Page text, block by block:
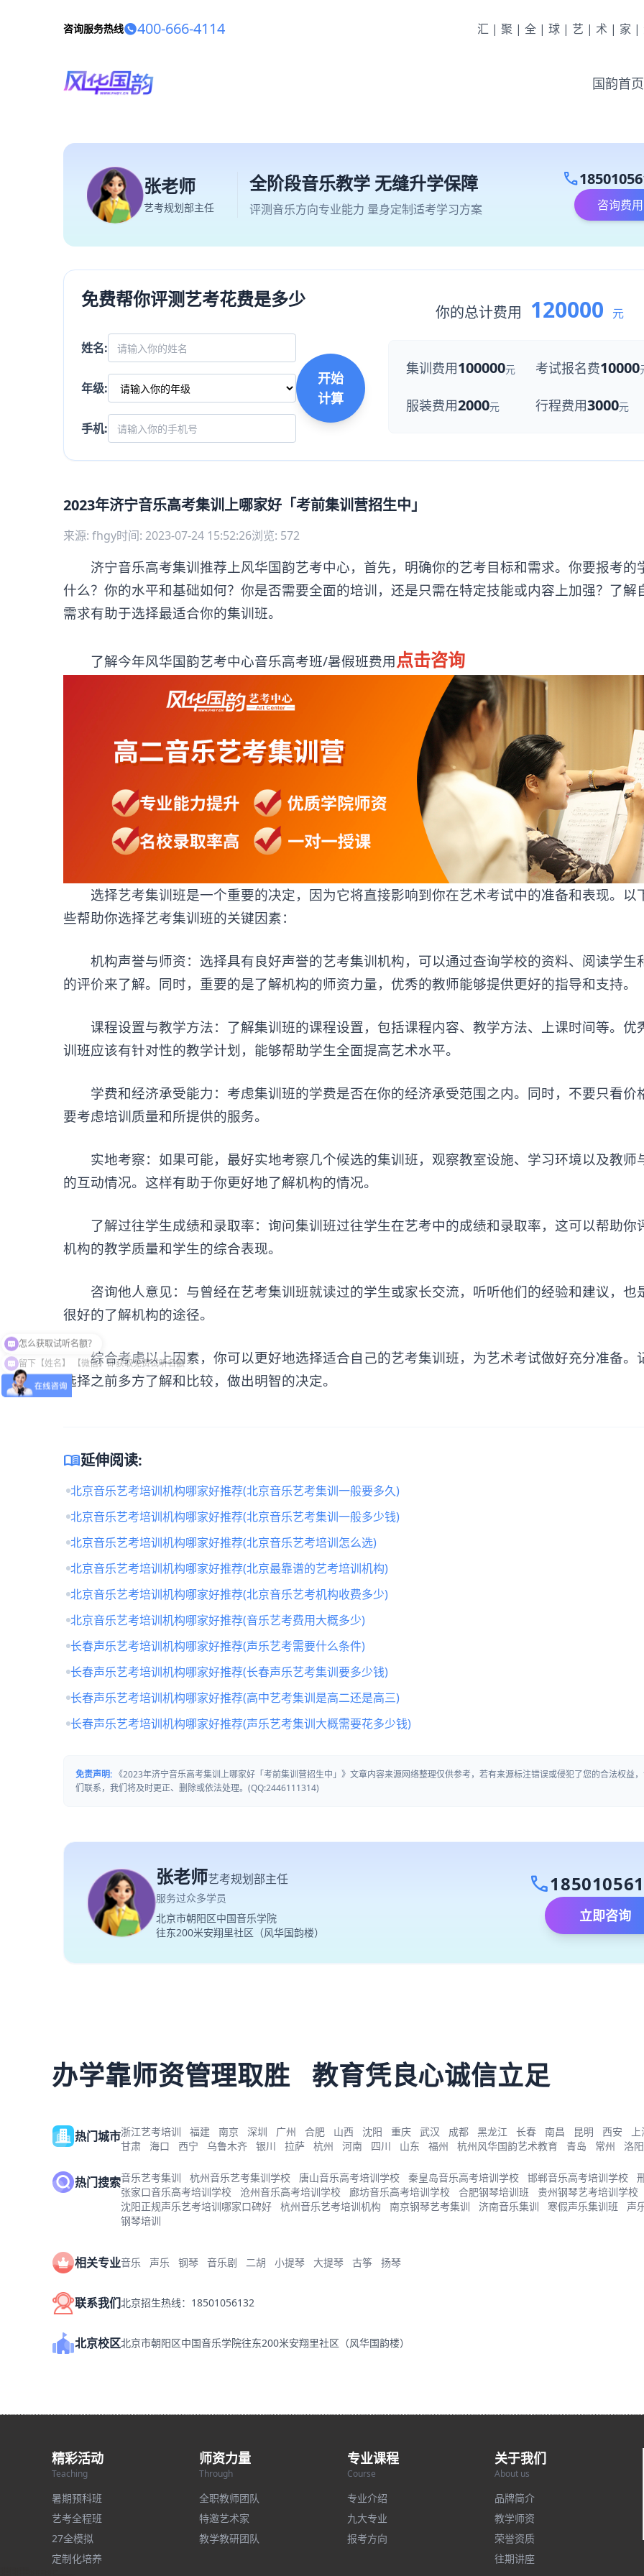
咨询服务热线 400-666-4114 汇|聚|全|球|艺|术|家|
国韵首页
张老师
艺考规划部主任
全阶段音乐教学 无缝升学保障
评测音乐方向专业能力 量身定制适考学习方案
call
咨询费用
免费帮你评测艺考花费是多少
姓名:
年级:
手机:
开始
计算
你的总计费用 120000 元
集训费用100000元 考试报名费10000
服装费用2000元 行程费用3000元
2023年济宁音乐高考集训上哪家好「考前集训营招生中」
来源: fhgy时间: 2023-07-24 15:52:26浏览: 572
济宁音乐高考集训推荐上风华国韵艺考中心，首先，明确你的艺考目标和需求。你要报考的
什么？你的水平和基础如何？你是否需要全面的培训，还是只需在特定技能或内容上加强？了解
需求有助于选择最适合你的集训班。
了解今年风华国韵艺考中心音乐高考班/暑假班费用点击咨询
选择艺考集训班是一个重要的决定，因为它将直接影响到你在艺术考试中的准备和表现。以
些帮助你选择艺考集训班的关键因素：
机构声誉与师资：选择具有良好声誉的艺考集训机构，可以通过查询学校的资料、阅读学生
的评价来了解。同时，重要的是了解机构的师资力量，优秀的教师能够提供更好的指导和支持。
课程设置与教学方法：了解集训班的课程设置，包括课程内容、教学方法、上课时间等。优
训班应该有针对性的教学计划，能够帮助学生全面提高艺术水平。
学费和经济承受能力：考虑集训班的学费是否在你的经济承受范围之内。同时，不要只看价
要考虑培训质量和所提供的服务。
实地考察：如果可能，最好实地考察几个候选的集训班，观察教室设施、学习环境以及教师
的互动情况。这样有助于你更好地了解机构的情况。
了解过往学生成绩和录取率：询问集训班过往学生在艺考中的成绩和录取率，这可以帮助你
机构的教学质量和学生的综合表现。
咨询他人意见：与曾经在艺考集训班就读过的学生或家长交流，听听他们的经验和建议，也
很好的了解机构的途径。
综合考虑以上因素，你可以更好地选择适合自己的艺考集训班，为艺术考试做好充分准备。
选择之前多方了解和比较，做出明智的决定。
menu_book延伸阅读:
北京音乐艺考培训机构哪家好推荐(北京音乐艺考集训一般要多久)
北京音乐艺考培训机构哪家好推荐(北京音乐艺考集训一般多少钱)
北京音乐艺考培训机构哪家好推荐(北京音乐艺考培训怎么选)
北京音乐艺考培训机构哪家好推荐(北京最靠谱的艺考培训机构)
北京音乐艺考培训机构哪家好推荐(北京音乐艺考机构收费多少)
北京音乐艺考培训机构哪家好推荐(音乐艺考费用大概多少)
长春声乐艺考培训机构哪家好推荐(声乐艺考需要什么条件)
长春声乐艺考培训机构哪家好推荐(长春声乐艺考集训要多少钱)
长春声乐艺考培训机构哪家好推荐(高中艺考集训是高二还是高三)
长春声乐艺考培训机构哪家好推荐(声乐艺考集训大概需要花多少钱)
免责声明: 《2023年济宁音乐高考集训上哪家好「考前集训营招生中」》文章内容来源网络整理仅供参考，若有来源标注错误或侵犯了您的合法权益
们联系，我们将及时更正、删除或依法处理。(QQ:2446111314)
张老师艺考规划部主任
服务过众多学员
北京市朝阳区中国音乐学院
往东200米安翔里社区（风华国韵楼）
call
立即咨询
办学靠师资管理取胜 教育凭良心诚信立足
热门城市浙江艺考培训 福建 南京 深圳 广州 合肥 山西 沈阳 重庆 武汉 成都 黑龙江 长春 南昌 昆明 西安
甘肃
海口 西宁 乌鲁木齐 银川 拉萨 杭州 河南 四川 山东 福州 杭州风华国韵艺术教育 青岛 常州 洛阳
热门搜索音乐艺考集训 杭州音乐艺考集训学校 唐山音乐高考培训学校 秦皇岛音乐高考培训学校 邯郸音乐高考培训学校
张家口音乐高考培训学校
沧州音乐高考培训学校 廊坊音乐高考培训学校 合肥钢琴培训班 贵州钢琴艺考培训学校
沈阳正规声乐艺考培训哪家口碑好
杭州音乐艺考培训机构 南京钢琴艺考集训 济南音乐集训 寒假声乐集训班 声
钢琴培训
相关专业音乐 声乐 钢琴 音乐剧 二胡 小提琴 大提琴 古筝 扬琴
联系我们北京招生热线：18501056132
北京校区北京市朝阳区中国音乐学院往东200米安翔里社区（风华国韵楼）
精彩活动
Teaching
暑期预科班
艺考全程班
27全模拟
定制化培养
师资力量
Through
全职教师团队
特邀艺术家
教学教研团队
专业课程
Course
专业介绍
九大专业
报考方向
关于我们
About us
品牌简介
教学师资
荣誉资质
往期讲座
留下【姓名】 【微信】即获取免费试听名额